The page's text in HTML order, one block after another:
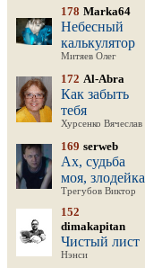
178 Marka64
Небесный
калькулятор
Митяев Олег
172 Al-Abra
Как забыть
тебя
Хурсенко Вячеслав
169 serweb
Ах, судьба
моя, злодейка
Трегубов Виктор
152
dimakapitan
Чистый лист
Нэнси